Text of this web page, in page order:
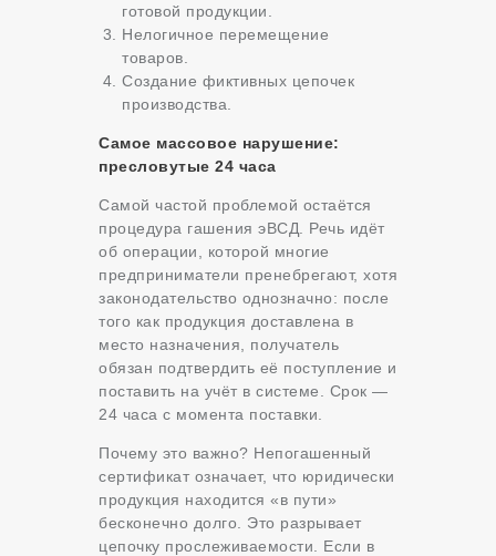
готовой продукции.
Нелогичное перемещение
товаров.
Создание фиктивных цепочек
производства.
Самое массовое нарушение:
пресловутые 24 часа
Самой частой проблемой остаётся
процедура гашения эВСД. Речь идёт
об операции, которой многие
предприниматели пренебрегают, хотя
законодательство однозначно: после
того как продукция доставлена в
место назначения, получатель
обязан подтвердить её поступление и
поставить на учёт в системе. Срок —
24 часа с момента поставки.
Почему это важно? Непогашенный
сертификат означает, что юридически
продукция находится «в пути»
бесконечно долго. Это разрывает
цепочку прослеживаемости. Если в